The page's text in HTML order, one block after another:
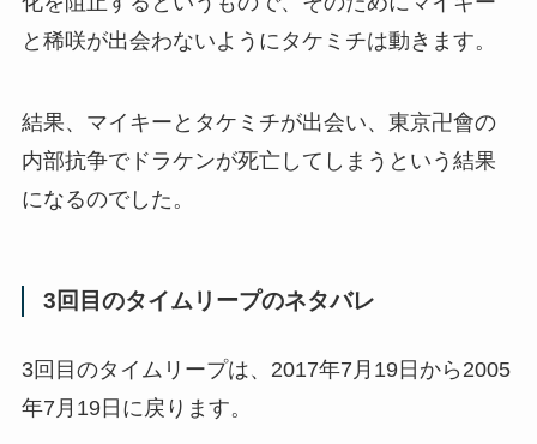
と稀咲が出会わないようにタケミチは動きます。
結果、マイキーとタケミチが出会い、東京卍會の
内部抗争でドラケンが死亡してしまうという結果
になるのでした。
3回目のタイムリープのネタバレ
3回目のタイムリープは、2017年7月19日から2005
年7月19日に戻ります。